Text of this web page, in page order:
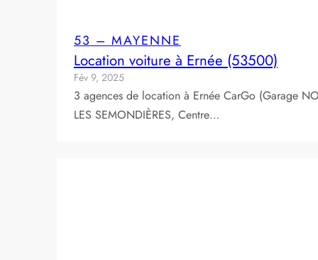
53 – MAYENNE
Location voiture à Ernée (53500)
Fév 9, 2025
3 agences de location à Ernée CarGo (Garage
LES SEMONDIÈRES, Centre…